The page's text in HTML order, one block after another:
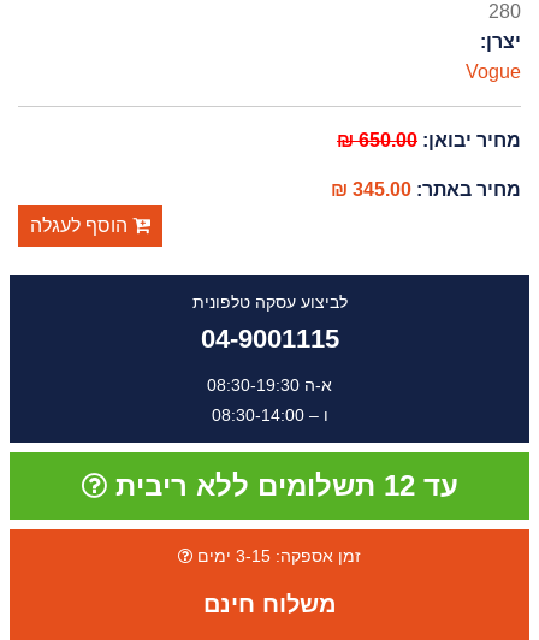
280
יצרן:
Vogue
מחיר יבואן:650.00 ₪
מחיר באתר:345.00 ₪
הוסף לעגלה
לביצוע עסקה טלפונית
04-9001115
א-ה 08:30-19:30
ו – 08:30-14:00
עד 12 תשלומים ללא ריבית
זמן אספקה: 3-15 ימים
משלוח חינם